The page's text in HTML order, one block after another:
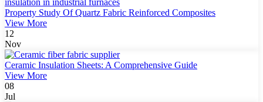
Property Study Of Quartz Fabric Reinforced Composites
View More
12
Nov
Ceramic Insulation Sheets: A Comprehensive Guide
View More
08
Jul